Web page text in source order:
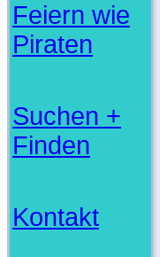
Feiern wie
Piraten
Suchen +
Finden
Kontakt